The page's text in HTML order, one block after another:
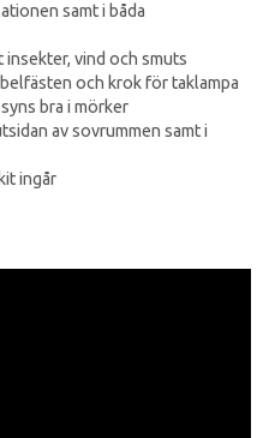
samt i båda
vind och smuts
och krok för taklampa
bra i mörker
av sovrummen samt i
ingår